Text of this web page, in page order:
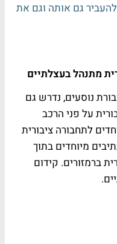
גם אותה וגם את
מתנהל בעצלתיים
נוסעים, נדרש גם
על פני הרכב
לתחבורה ציבורית
מיוחדים בתוך
ברמזורים. קידום